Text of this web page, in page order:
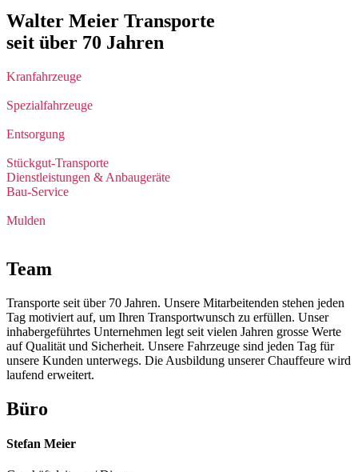
Walter Meier Transporte
seit über 70 Jahren
Kranfahrzeuge
Spezialfahrzeuge
Entsorgung
Stückgut-Transporte
Dienstleistungen & Anbaugeräte
Bau-Service
Mulden
Team
Transporte seit über 70 Jahren. Unsere Mitarbeitenden stehen jeden
Tag motiviert auf, um Ihren Transportwunsch zu erfüllen. Unser
inhabergeführtes Unternehmen legt seit vielen Jahren grosse Werte
auf Qualität und Sicherheit. Unsere Fahrzeuge sind jeden Tag für
unsere Kunden unterwegs. Die Ausbildung unserer Chauffeure wird
laufend erweitert.
Büro
Stefan Meier